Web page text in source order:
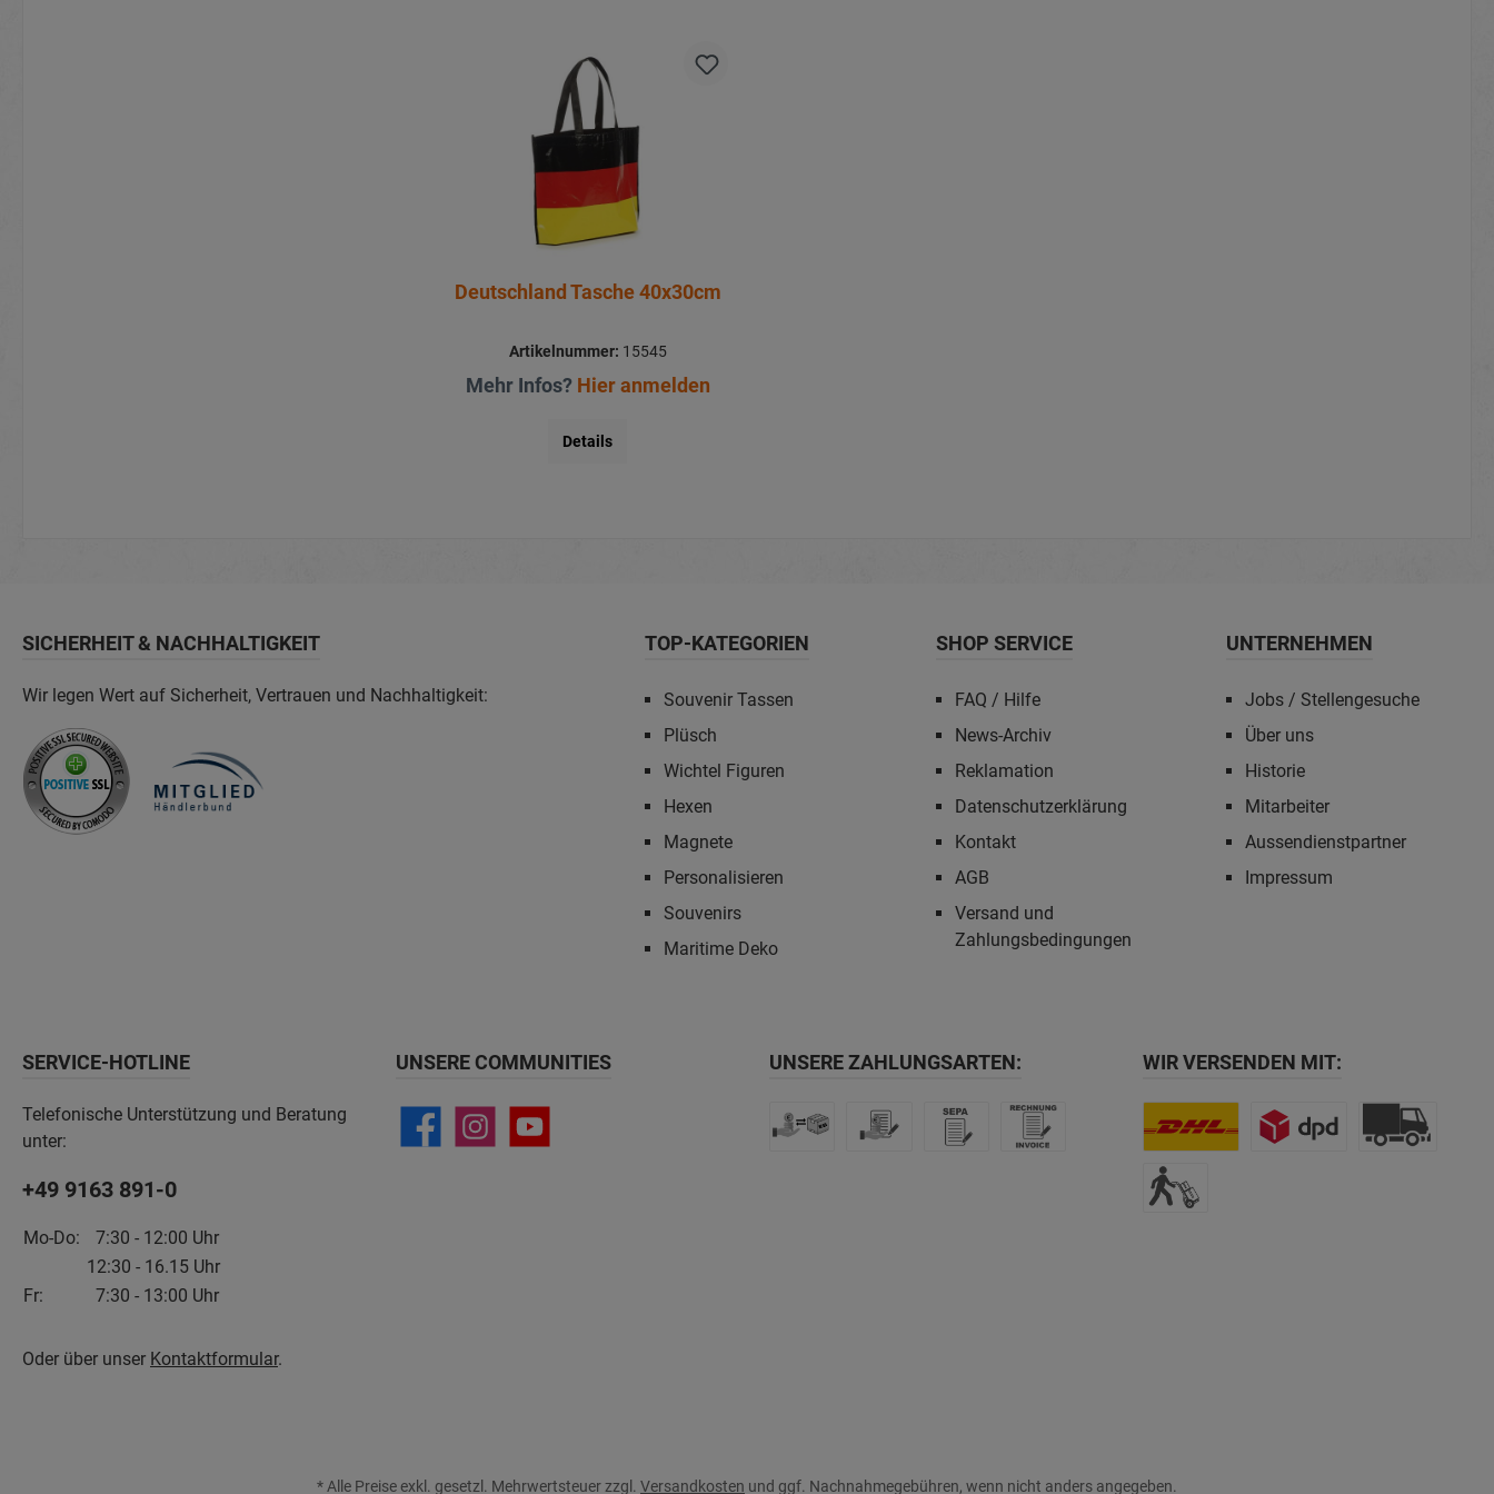
Deutschland Tasche 40x30cm
Artikelnummer: 15545
Mehr Infos? Hier anmelden
Details
SICHERHEIT & NACHHALTIGKEIT
Wir legen Wert auf Sicherheit, Vertrauen und Nachhaltigkeit:
TOP-KATEGORIEN
Souvenir Tassen
Plüsch
Wichtel Figuren
Hexen
Magnete
Personalisieren
Souvenirs
Maritime Deko
SHOP SERVICE
FAQ / Hilfe
News-Archiv
Reklamation
Datenschutzerklärung
Kontakt
AGB
Versand und
Zahlungsbedingungen
UNTERNEHMEN
Jobs / Stellengesuche
Über uns
Historie
Mitarbeiter
Aussendienstpartner
Impressum
SERVICE-HOTLINE
Telefonische Unterstützung und Beratung
unter:
+49 9163 891-0
Mo-Do:
7:30 - 12:00 Uhr
12:30 - 16.15 Uhr
Fr:
7:30 - 13:00 Uhr
Oder über unser Kontaktformular.
UNSERE COMMUNITIES UNSERE ZAHLUNGSARTEN: WIR VERSENDEN MIT:
* Alle Preise exkl. gesetzl. Mehrwertsteuer zzgl. Versandkosten und ggf. Nachnahmegebühren, wenn nicht anders angegeben.